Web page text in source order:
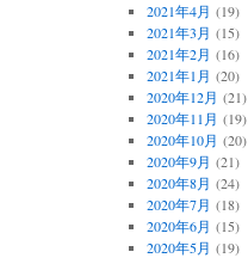
2021年4月 (19)
2021年3月 (15)
2021年2月 (16)
2021年1月 (20)
2020年12月 (21)
2020年11月 (19)
2020年10月 (20)
2020年9月 (21)
2020年8月 (24)
2020年7月 (18)
2020年6月 (15)
2020年5月 (19)